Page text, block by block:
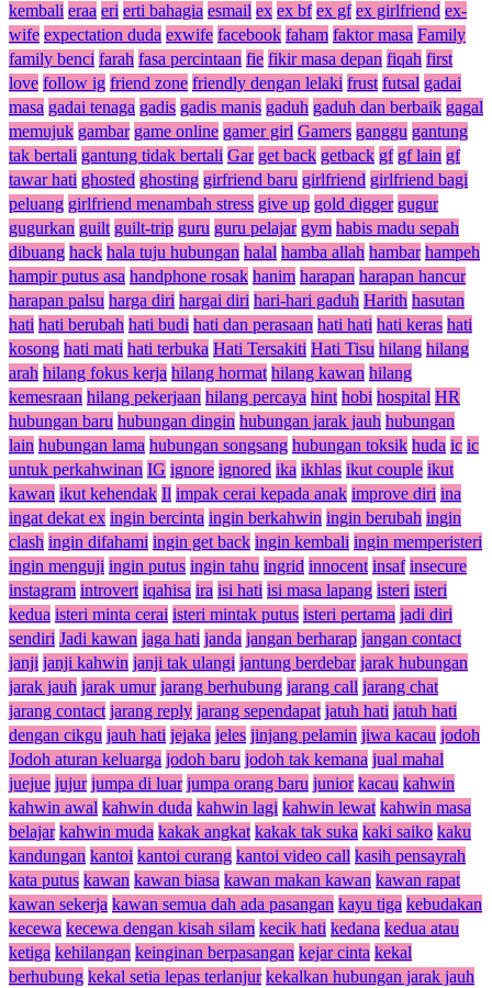
kembali eraa eri erti bahagia esmail ex ex bf ex gf ex girlfriend ex-
wife expectation duda exwife facebook faham faktor masa Family
family benci farah fasa percintaan fie fikir masa depan fiqah first
love follow ig friend zone friendly dengan lelaki frust futsal gadai
masa gadai tenaga gadis gadis manis gaduh gaduh dan berbaik gagal
memujuk gambar game online gamer girl Gamers ganggu gantung
tak bertali gantung tidak bertali Gar get back getback gf gf lain gf
tawar hati ghosted ghosting girfriend baru girlfriend girlfriend bagi
peluang girlfriend menambah stress give up gold digger gugur
gugurkan guilt guilt-trip guru guru pelajar gym habis madu sepah
dibuang hack hala tuju hubungan halal hamba allah hambar hampeh
hampir putus asa handphone rosak hanim harapan harapan hancur
harapan palsu harga diri hargai diri hari-hari gaduh Harith hasutan
hati hati berubah hati budi hati dan perasaan hati hati hati keras hati
kosong hati mati hati terbuka Hati Tersakiti Hati Tisu hilang hilang
arah hilang fokus kerja hilang hormat hilang kawan hilang
kemesraan hilang pekerjaan hilang percaya hint hobi hospital HR
hubungan baru hubungan dingin hubungan jarak jauh hubungan
lain hubungan lama hubungan songsang hubungan toksik huda ic ic
untuk perkahwinan IG ignore ignored ika ikhlas ikut couple ikut
kawan ikut kehendak Il impak cerai kepada anak improve diri ina
ingat dekat ex ingin bercinta ingin berkahwin ingin berubah ingin
clash ingin difahami ingin get back ingin kembali ingin memperisteri
ingin menguji ingin putus ingin tahu ingrid innocent insaf insecure
instagram introvert iqahisa ira isi hati isi masa lapang isteri isteri
kedua isteri minta cerai isteri mintak putus isteri pertama jadi diri
sendiri Jadi kawan jaga hati janda jangan berharap jangan contact
janji janji kahwin janji tak ulangi jantung berdebar jarak hubungan
jarak jauh jarak umur jarang berhubung jarang call jarang chat
jarang contact jarang reply jarang sependapat jatuh hati jatuh hati
dengan cikgu jauh hati jejaka jeles jinjang pelamin jiwa kacau jodoh
Jodoh aturan keluarga jodoh baru jodoh tak kemana jual mahal
juejue jujur jumpa di luar jumpa orang baru junior kacau kahwin
kahwin awal kahwin duda kahwin lagi kahwin lewat kahwin masa
belajar kahwin muda kakak angkat kakak tak suka kaki saiko kaku
kandungan kantoi kantoi curang kantoi video call kasih pensayrah
kata putus kawan kawan biasa kawan makan kawan kawan rapat
kawan sekerja kawan semua dah ada pasangan kayu tiga kebudakan
kecewa kecewa dengan kisah silam kecik hati kedana kedua atau
ketiga kehilangan keinginan berpasangan kejar cinta kekal
berhubung kekal setia lepas terlanjur kekalkan hubungan jarak jauh